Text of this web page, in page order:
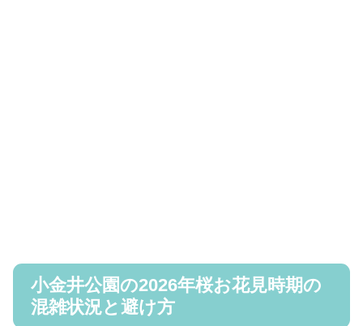
小金井公園の2026年桜お花見時期の
混雑状況と避け方